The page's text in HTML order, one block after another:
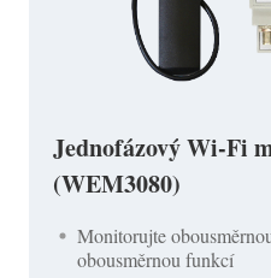
Jednofázový Wi-Fi
(WEM3080)
Monitorujte
obousměrnou funkcí